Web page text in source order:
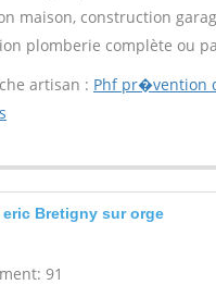
maison, construction
plomberie complète ou
artisan : Phf pr�vention
eric Bretigny sur orge
91